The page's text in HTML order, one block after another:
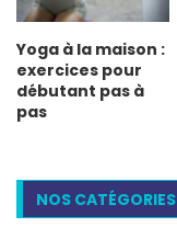
Yoga à la maison :
exercices pour
débutant pas à
pas
NOS CATÉGORIES